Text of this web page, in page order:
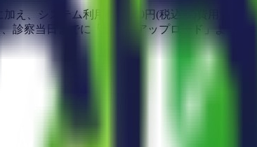
え、システム利用料等500円(税込)の費用負担
診察当日までに「資料をアップロード」より提